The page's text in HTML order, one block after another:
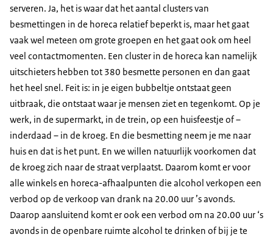
serveren. Ja, het is waar dat het aantal clusters van
besmettingen in de horeca relatief beperkt is, maar het gaat
vaak wel meteen om grote groepen en het gaat ook om heel
veel contactmomenten. Een cluster in de horeca kan namelijk
uitschieters hebben tot 380 besmette personen en dan gaat
het heel snel. Feit is: in je eigen bubbeltje ontstaat geen
uitbraak, die ontstaat waar je mensen ziet en tegenkomt. Op je
werk, in de supermarkt, in de trein, op een huisfeestje of –
inderdaad – in de kroeg. En die besmetting neem je me naar
huis en dat is het punt. En we willen natuurlijk voorkomen dat
de kroeg zich naar de straat verplaatst. Daarom komt er voor
alle winkels en horeca-afhaalpunten die alcohol verkopen een
verbod op de verkoop van drank na 20.00 uur ’s avonds.
Daarop aansluitend komt er ook een verbod om na 20.00 uur ‘s
avonds in de openbare ruimte alcohol te drinken of bij je te